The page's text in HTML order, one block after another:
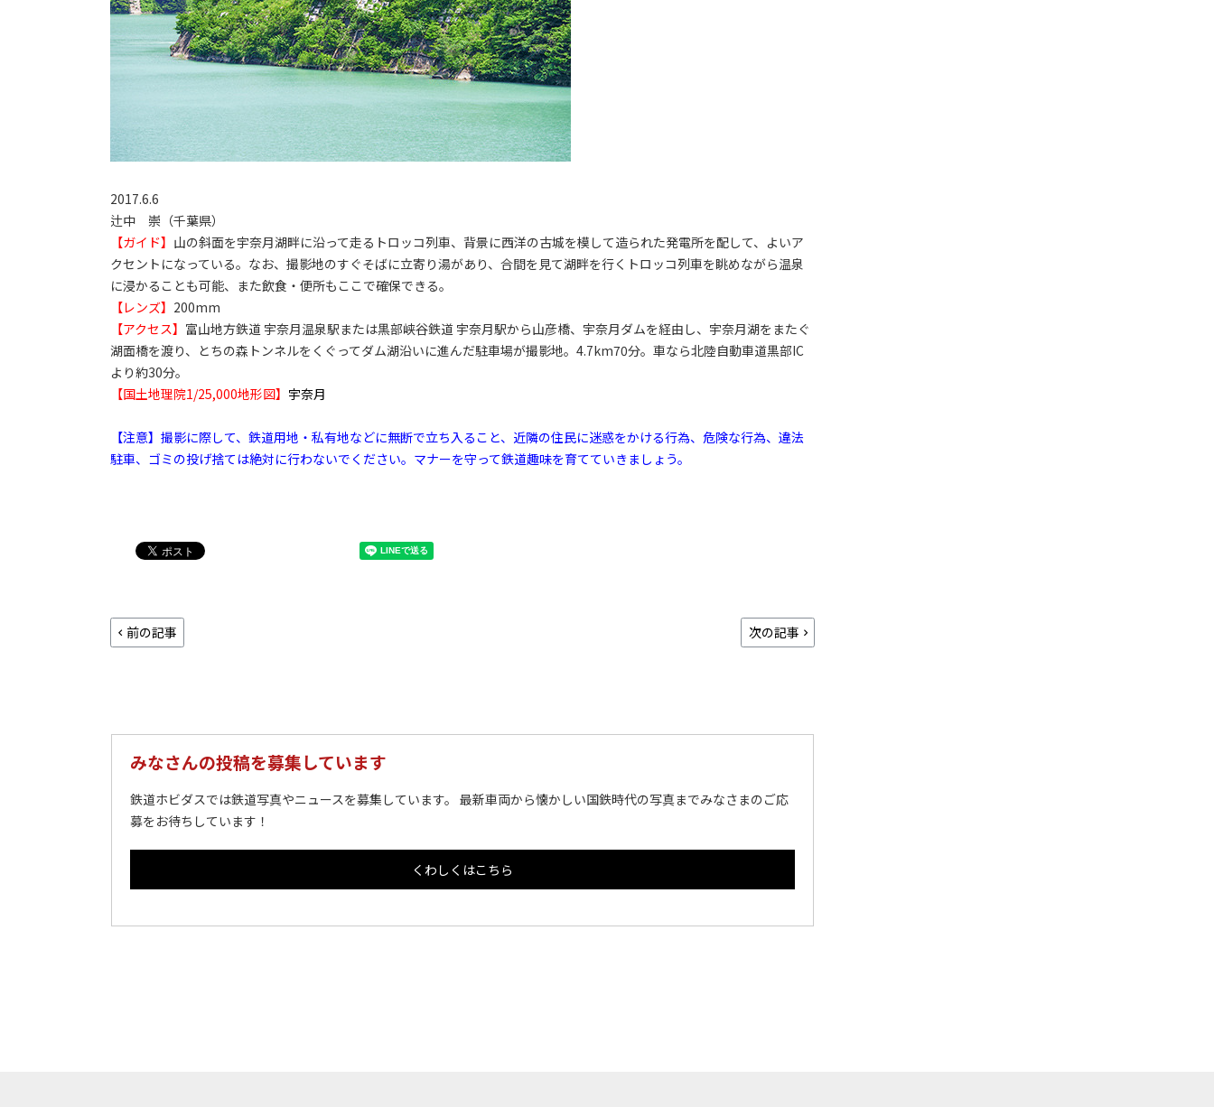
2017.6.6
辻中 崇（千葉県）
【ガイド】 山の斜面を宇奈月湖畔に沿って走るトロッコ列車、背景に西洋の古城を模して造られた発電所を配して、よいア
クセントになっている。なお、撮影地のすぐそばに立寄り湯があり、合間を見て湖畔を行くトロッコ列車を眺めながら温泉
に浸かることも可能、また飲食・便所もここで確保できる。
【レンズ】 200mm
【アクセス】 富山地方鉄道 宇奈月温泉駅または黒部峡谷鉄道 宇奈月駅から山彦橋、宇奈月ダムを経由し、宇奈月湖をまたぐ
湖面橋を渡り、とちの森トンネルをくぐってダム湖沿いに進んだ駐車場が撮影地。4.7km70分。車なら北陸自動車道黒部IC
より約30分。
【国土地理院1/25,000地形図】 宇奈月
【注意】撮影に際して、鉄道用地・私有地などに無断で立ち入ること、近隣の住民に迷惑をかける行為、危険な行為、違法
駐車、ゴミの投げ捨ては絶対に行わないでください。マナーを守って鉄道趣味を育てていきましょう。
前の記事 次の記事
みなさんの投稿を募集しています
鉄道ホビダスでは鉄道写真やニュースを募集しています。 最新車両から懐かしい国鉄時代の写真までみなさまのご応
募をお待ちしています！
くわしくはこちら